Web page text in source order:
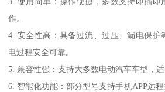
作。
4. 安全性高：具备过流、过压、漏电保护
电过程安全可靠。
5. 兼容性强：支持大多数电动汽车车型，适
6. 智能化功能：部分型号支持手机APP远